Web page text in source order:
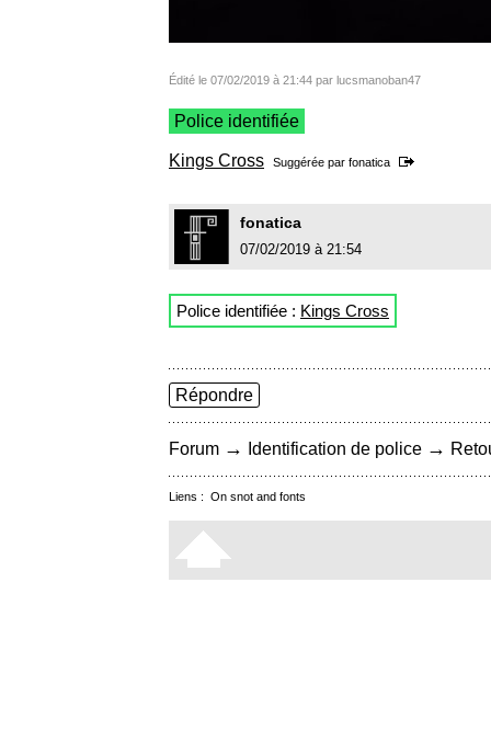
Édité le 07/02/2019 à 21:44 par lucsmanoban47
Police identifiée
Kings Cross Suggérée par fonatica
fonatica
07/02/2019 à 21:54
Police identifiée : Kings Cross
Répondre
Forum → Identification de police →
Liens : On snot and fonts